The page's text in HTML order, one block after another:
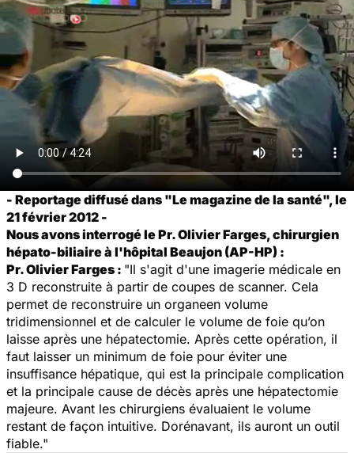
- Reportage diffusé dans "Le magazine de la santé", le
21 février 2012 -
Nous avons interrogé le Pr. Olivier Farges, chirurgien
hépato-biliaire à l'hôpital Beaujon (AP-HP) :
Pr. Olivier Farges : "Il s'agit d'une imagerie médicale en
3 D reconstruite à partir de coupes de scanner. Cela
permet de reconstruire un organeen volume
tridimensionnel et de calculer le volume de foie qu’on
laisse après une hépatectomie. Après cette opération, il
faut laisser un minimum de foie pour éviter une
insuffisance hépatique, qui est la principale complication
et la principale cause de décès après une hépatectomie
majeure. Avant les chirurgiens évaluaient le volume
restant de façon intuitive. Dorénavant, ils auront un outil
fiable."